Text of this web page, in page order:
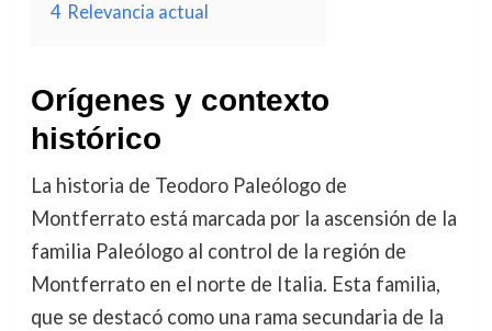
4 Relevancia actual
Orígenes y contexto
histórico
La historia de Teodoro Paleólogo de
Montferrato está marcada por la ascensión de la
familia Paleólogo al control de la región de
Montferrato en el norte de Italia. Esta familia,
que se destacó como una rama secundaria de la